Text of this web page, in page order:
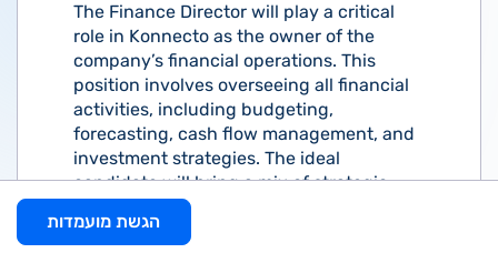
The Finance Director will play a critical
role in Konnecto as the owner of the
company’s financial operations. This
position involves overseeing all financial
activities, including budgeting,
forecasting, cash flow management, and
investment strategies. The ideal
candidate will bring a mix of strategic
vision and practical experience to ensure
financial health and sustainability as we
הגשת מועמדות